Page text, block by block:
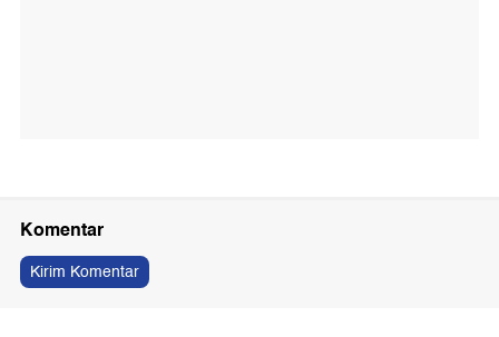
Komentar
Kirim Komentar